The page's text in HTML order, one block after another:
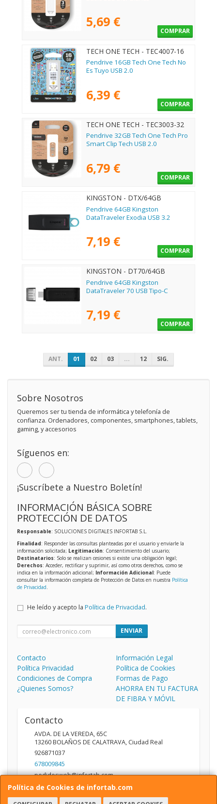
5,69 €
COMPRAR
TECH ONE TECH - TEC4007-16
Pendrive 16GB Tech One Tech No
Es Tuyo USB 2.0
6,39 €
COMPRAR
TECH ONE TECH - TEC3003-32
Pendrive 32GB Tech One Tech Pro
Smart Clip Tech USB 2.0
6,79 €
COMPRAR
KINGSTON - DTX/64GB
Pendrive 64GB Kingston
DataTraveler Exodia USB 3.2
7,19 €
COMPRAR
KINGSTON - DT70/64GB
Pendrive 64GB Kingston
DataTraveler 70 USB Tipo-C
7,19 €
COMPRAR
ANT. 01 02 03 ... 12 SIG.
Política de Cookies de infortab.com
Sobre Nosotros
Queremos ser tu tienda de informática y telefonía de
confianza. Ordenadores, componentes, smartphones, tablets,
gaming, y accesorios
Síguenos en:
¡Suscríbete a Nuestro Boletín!
INFORMACIÓN BÁSICA SOBRE
PROTECCIÓN DE DATOS
Responsable: SOLUCIONES DIGITALES INFORTAB S.L.
Finalidad: Responder las consultas planteadas por el usuario y enviarle la
información solicitada; Legitimación: Consentimiento del usuario;
Destinatarios: Solo se realizan cesiones si existe una obligación legal;
Derechos: Acceder, rectificar y suprimir, así como otros derechos, como se
indica en la información adicional; Información Adicional: Puede
consultar la información completa de Protección de Datos en nuestra Política
de Privacidad.
He leído y acepto la Política de Privacidad.
ENVIAR
Contacto
Información Legal
Política Privacidad
Política de Cookies
Condiciones de Compra
Formas de Pago
¿Quienes Somos?
AHORRA EN TU FACTURA
DE FIBRA Y MÓVIL
Contacto
AVDA. DE LA VEREDA, 65C
13260BOLAÑOS DE CALATRAVA, Ciudad Real
926871037
678009845
pedidosweb@infortab.com